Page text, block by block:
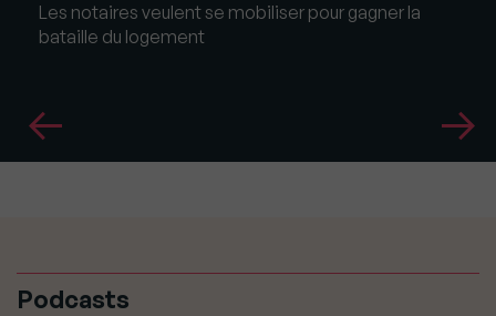
Les notaires veulent se mobiliser pour gagner la
bataille du logement
Podcasts